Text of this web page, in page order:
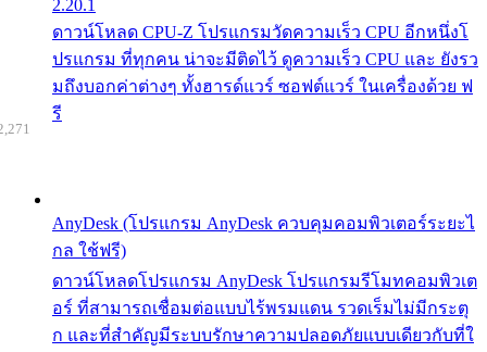
2.20.1
ดาวน์โหลด CPU-Z โปรแกรมวัดความเร็ว CPU อีกหนึ่งโ
ปรแกรม ที่ทุกคน น่าจะมีติดไว้ ดูความเร็ว CPU และ ยังรว
มถึงบอกค่าต่างๆ ทั้งฮารด์แวร์ ซอฟต์แวร์ ในเครื่องด้วย ฟ
รี
AnyDesk (โปรแกรม AnyDesk ควบคุมคอมพิวเตอร์ระยะไ
กล ใช้ฟรี)
ดาวน์โหลดโปรแกรม AnyDesk โปรแกรมรีโมทคอมพิวเต
อร์ ที่สามารถเชื่อมต่อแบบไร้พรมแดน รวดเร็มไม่มีกระตุ
ก และที่สำคัญมีระบบรักษาความปลอดภัยแบบเดียวกับที่ใ